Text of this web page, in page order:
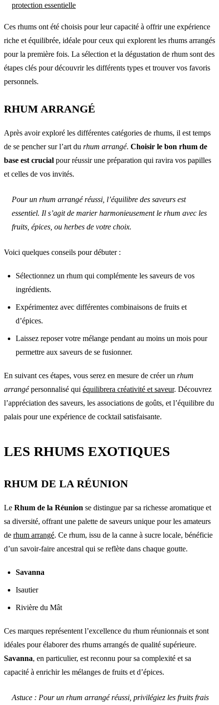
protection essentielle
Ces rhums ont été choisis pour leur capacité à offrir une expérience
riche et équilibrée, idéale pour ceux qui explorent les rhums arrangés
pour la première fois. La sélection et la dégustation de rhum sont des
étapes clés pour découvrir les différents types et trouver vos favoris
personnels.
RHUM ARRANGÉ
Après avoir exploré les différentes catégories de rhums, il est temps
de se pencher sur l’art du rhum arrangé. Choisir le bon rhum de
base est crucial pour réussir une préparation qui ravira vos papilles
et celles de vos invités.
Pour un rhum arrangé réussi, l’équilibre des saveurs est
essentiel. Il s’agit de marier harmonieusement le rhum avec les
fruits, épices, ou herbes de votre choix.
Voici quelques conseils pour débuter :
Sélectionnez un rhum qui complémente les saveurs de vos
ingrédients.
Expérimentez avec différentes combinaisons de fruits et
d’épices.
Laissez reposer votre mélange pendant au moins un mois pour
permettre aux saveurs de se fusionner.
En suivant ces étapes, vous serez en mesure de créer un rhum
arrangépersonnalisé qui équilibrera créativité et saveur. Découvrez
l’appréciation des saveurs, les associations de goûts, et l’équilibre du
palais pour une expérience de cocktail satisfaisante.
LES RHUMS EXOTIQUES
RHUM DE LA RÉUNION
Le Rhum de la Réunion se distingue par sa richesse aromatique et
sa diversité, offrant une palette de saveurs unique pour les amateurs
de rhum arrangé. Ce rhum, issu de la canne à sucre locale, bénéficie
d’un savoir-faire ancestral qui se reflète dans chaque goutte.
Savanna
Isautier
Rivière du Mât
Ces marques représentent l’excellence du rhum réunionnais et sont
idéales pour élaborer des rhums arrangés de qualité supérieure.
Savanna, en particulier, est reconnu pour sa complexité et sa
capacité à enrichir les mélanges de fruits et d’épices.
Astuce : Pour un rhum arrangé réussi, privilégiez les fruits frais